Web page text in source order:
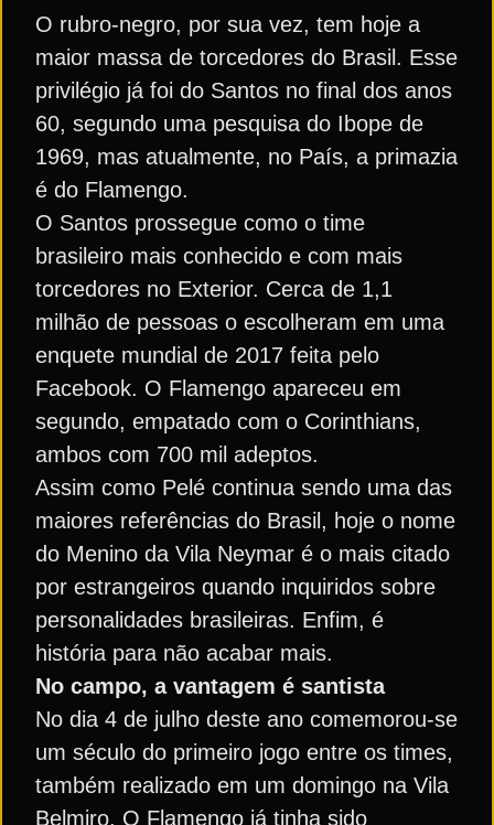
O rubro-negro, por sua vez, tem hoje a
maior massa de torcedores do Brasil. Esse
privilégio já foi do Santos no final dos anos
60, segundo uma pesquisa do Ibope de
1969, mas atualmente, no País, a primazia
é do Flamengo.
O Santos prossegue como o time
brasileiro mais conhecido e com mais
torcedores no Exterior. Cerca de 1,1
milhão de pessoas o escolheram em uma
enquete mundial de 2017 feita pelo
Facebook. O Flamengo apareceu em
segundo, empatado com o Corinthians,
ambos com 700 mil adeptos.
Assim como Pelé continua sendo uma das
maiores referências do Brasil, hoje o nome
do Menino da Vila Neymar é o mais citado
por estrangeiros quando inquiridos sobre
personalidades brasileiras. Enfim, é
história para não acabar mais.
No campo, a vantagem é santista
No dia 4 de julho deste ano comemorou-se
um século do primeiro jogo entre os times,
também realizado em um domingo na Vila
Belmiro. O Flamengo já tinha sido